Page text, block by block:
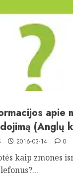
apie
(Anglų
2016-03-14 0
kaip zmones